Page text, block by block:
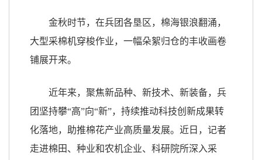
金秋时节，在兵团各垦区，棉海银浪翻涌，
大型采棉机穿梭作业，一幅朵絮归仓的丰收画卷
铺展开来。
近年来，聚焦新品种、新技术、新装备，兵
团坚持攀“高”向“新”，持续推动科技创新成果转
化落地，助推棉花产业高质量发展。近日，记者
走进棉田、种业和农机企业、科研院所深入采